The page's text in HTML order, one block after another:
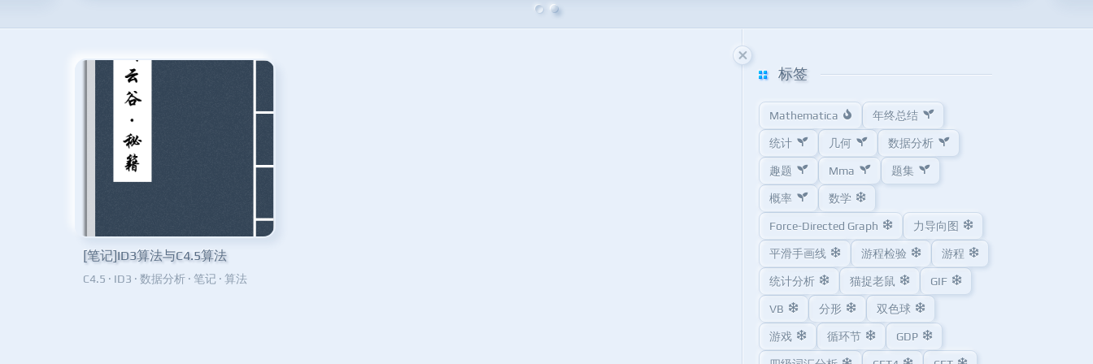
[笔记]ID3算法与C4.5算法
C4.5 · ID3 · 数据分析 · 笔记 · 算法
标签
Mathematica 年终总结
统计 几何 数据分析
趣题 Mma 题集
概率 数学
Force-Directed Graph 力导向图
平滑手画线 游程检验 游程
统计分析 猫捉老鼠 GIF
VB 分形 双色球
游戏 循环节 GDP